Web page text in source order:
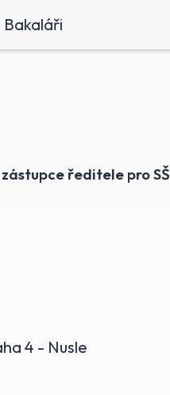
Bakaláři
ředitele pro SŠ
4 - Nusle